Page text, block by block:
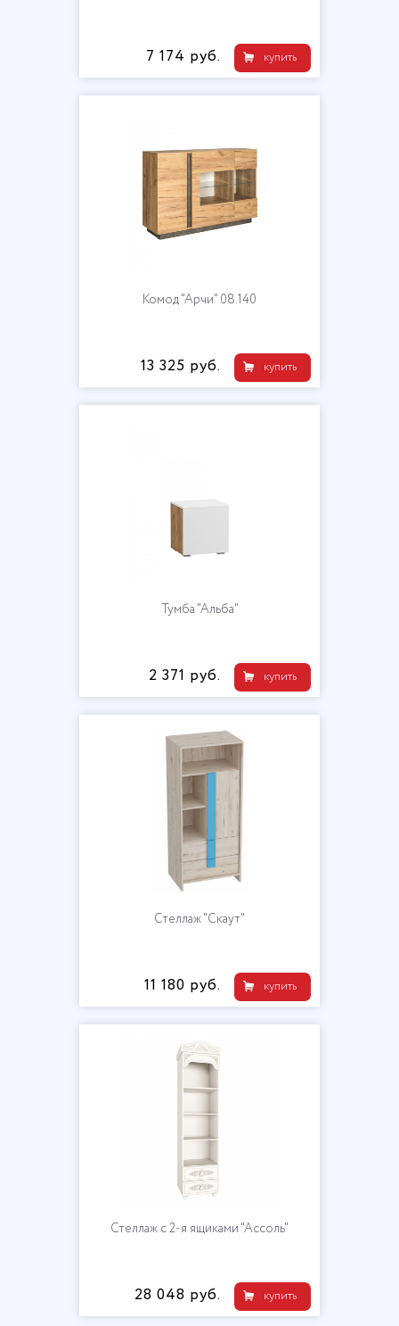
купить
7 174 руб.
Комод "Арчи" 08.140
купить
13 325 руб.
Тумба "Альба"
купить
2 371 руб.
Стеллаж "Скаут"
купить
11 180 руб.
Стеллаж с 2-я ящиками "Ассоль"
купить
28 048 руб.